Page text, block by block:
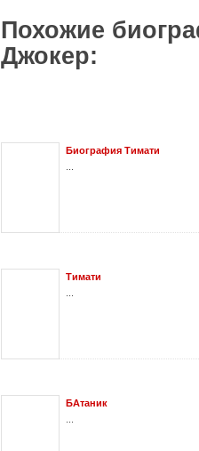
Похожие
Джокер:
Биография Тимати
Тимати
БАтаник